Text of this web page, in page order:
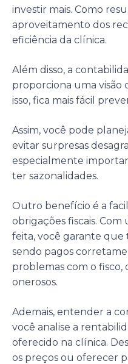
investir mais. Como
aproveitamento dos
eficiência da clínica.
Além disso, a
proporciona uma visão
isso, fica mais fácil
Assim, você pode
evitar surpresas
especialmente
ter sazonalidades.
Outro benefício é a
obrigações fiscais.
feita, você garante que
sendo pagos
problemas com o
onerosos.
Ademais, entender a
você analise a
oferecido na clínica.
os preços ou oferecer